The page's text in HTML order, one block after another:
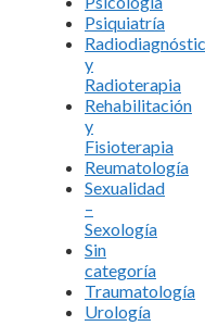
Psiquiatría
y
Radioterapia
Rehabilitación
y
Fisioterapia
Reumatología
Sexualidad
–
Sexología
Sin
categoría
Traumatología
Urología